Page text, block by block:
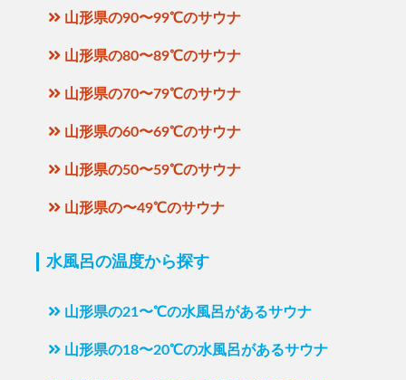
山形県の90〜99℃のサウナ
山形県の80〜89℃のサウナ
山形県の70〜79℃のサウナ
山形県の60〜69℃のサウナ
山形県の50〜59℃のサウナ
山形県の〜49℃のサウナ
水風呂の温度から探す
山形県の21〜℃の水風呂があるサウナ
山形県の18〜20℃の水風呂があるサウナ